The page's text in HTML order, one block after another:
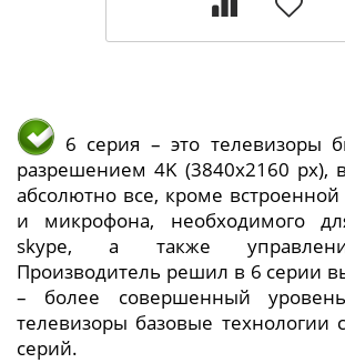
6 серия – это телевизоры
разрешением 4K (3840x2160 px),
абсолютно все, кроме
и микрофона, необходимого
skype, а также
Производитель решил в 6 серии
– более совершенный
телевизоры базовые технологии
серий.